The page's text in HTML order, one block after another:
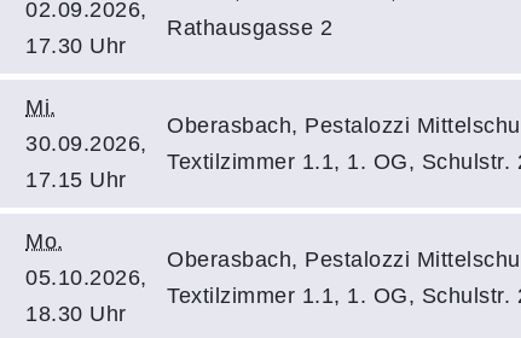
02.09.2026,
17.30 Uhr
Rathausgasse 2
Mi.
30.09.2026,
17.15 Uhr
Oberasbach, Pestalozzi
Textilzimmer 1.1, 1. OG, Schulstr.
Mo.
05.10.2026,
18.30 Uhr
Oberasbach, Pestalozzi
Textilzimmer 1.1, 1. OG, Schulstr.